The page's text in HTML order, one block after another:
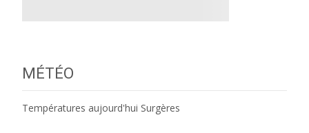
MÉTÉO
Températures aujourd'hui Surgères